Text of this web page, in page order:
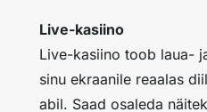
Live-kasiino
Live-kasiino toob laua-
sinu ekraanile reaalas
abil. Saad osaleda